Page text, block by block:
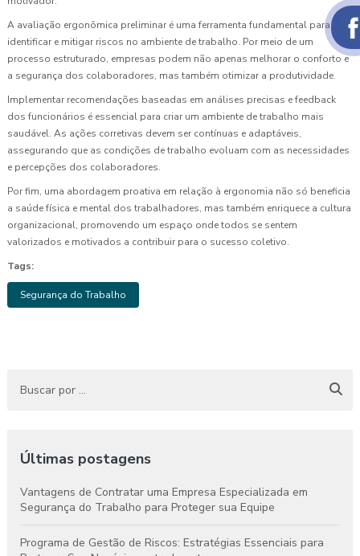
A avaliação ergonômica preliminar é uma ferramenta fundamental para
identificar e mitigar riscos no ambiente de trabalho. Por meio de um
processo estruturado, empresas podem não apenas melhorar o conforto e
a segurança dos colaboradores, mas também otimizar a produtividade.
Implementar recomendações baseadas em análises precisas e feedback
dos funcionários é essencial para criar um ambiente de trabalho mais
saudável. As ações corretivas devem ser contínuas e adaptáveis,
assegurando que as condições de trabalho evoluam com as necessidades
e percepções dos colaboradores.
Por fim, uma abordagem proativa em relação à ergonomia não só beneficia
a saúde física e mental dos trabalhadores, mas também enriquece a cultura
organizacional, promovendo um espaço onde todos se sentem
valorizados e motivados a contribuir para o sucesso coletivo.
Tags:
Segurança do Trabalho
Últimas postagens
Vantagens de Contratar uma Empresa Especializada em
Segurança do Trabalho para Proteger sua Equipe
Programa de Gestão de Riscos: Estratégias Essenciais para